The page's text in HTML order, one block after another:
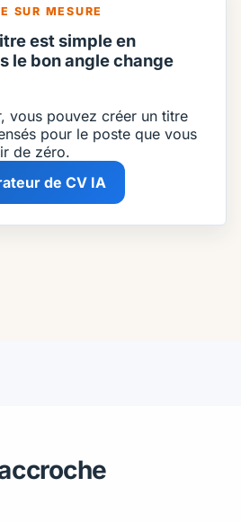
SUR MESURE
est simple en
le bon angle change
vous pouvez créer un titre
pour le poste que vous
de zéro.
de CV IA